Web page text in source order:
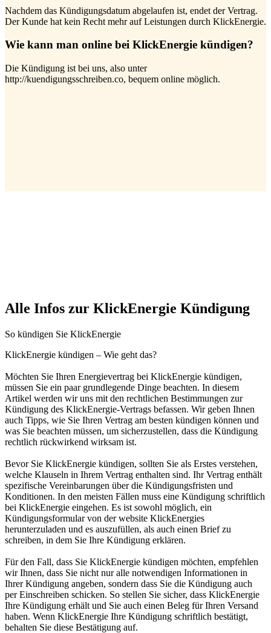
Nachdem das Kündigungsdatum abgelaufen ist, endet der Vertrag.
Der Kunde hat kein Recht mehr auf Leistungen durch KlickEnergie.
Wie kann man online bei KlickEnergie kündigen?
Die Kündigung ist bei uns, also unter
http://kuendigungsschreiben.co, bequem online möglich.
Alle Infos zur KlickEnergie Kündigung
So kündigen Sie KlickEnergie
KlickEnergie kündigen – Wie geht das?
Möchten Sie Ihren Energievertrag bei KlickEnergie kündigen,
müssen Sie ein paar grundlegende Dinge beachten. In diesem
Artikel werden wir uns mit den rechtlichen Bestimmungen zur
Kündigung des KlickEnergie-Vertrags befassen. Wir geben Ihnen
auch Tipps, wie Sie Ihren Vertrag am besten kündigen können und
was Sie beachten müssen, um sicherzustellen, dass die Kündigung
rechtlich rückwirkend wirksam ist.
Bevor Sie KlickEnergie kündigen, sollten Sie als Erstes verstehen,
welche Klauseln in Ihrem Vertrag enthalten sind. Ihr Vertrag enthält
spezifische Vereinbarungen über die Kündigungsfristen und
Konditionen. In den meisten Fällen muss eine Kündigung schriftlich
bei KlickEnergie eingehen. Es ist sowohl möglich, ein
Kündigungsformular von der website KlickEnergies
herunterzuladen und es auszufüllen, als auch einen Brief zu
schreiben, in dem Sie Ihre Kündigung erklären.
Für den Fall, dass Sie KlickEnergie kündigen möchten, empfehlen
wir Ihnen, dass Sie nicht nur alle notwendigen Informationen in
Ihrer Kündigung angeben, sondern dass Sie die Kündigung auch
per Einschreiben schicken. So stellen Sie sicher, dass KlickEnergie
Ihre Kündigung erhält und Sie auch einen Beleg für Ihren Versand
haben. Wenn KlickEnergie Ihre Kündigung schriftlich bestätigt,
behalten Sie diese Bestätigung auf.